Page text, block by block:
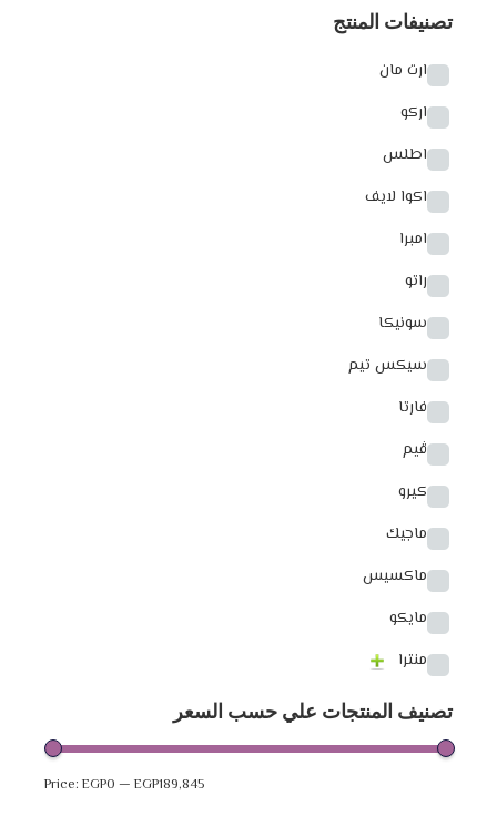
تصنيفات المنتج
ارت مان
اركو
اطلس
اكوا لايف
امبرا
راتو
سونيكا
سيكس تيم
فارتا
ڤيم
كيرو
ماجيك
ماكسيس
مايكو
منترا
تصنيف المنتجات علي حسب السعر
Price: EGP0 — EGP189,845